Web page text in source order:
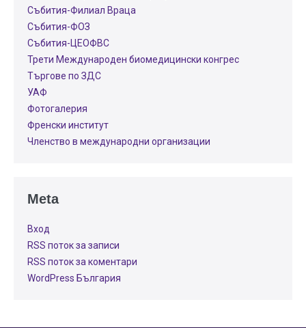
Събития-Филиал Враца
Събития-ФОЗ
Събития-ЦЕОФВС
Трети Международен биомедицински конгрес
Търгове по ЗДС
УАФ
Фотогалерия
Френски институт
Членство в международни организации
Meta
Вход
RSS поток за записи
RSS поток за коментари
WordPress България